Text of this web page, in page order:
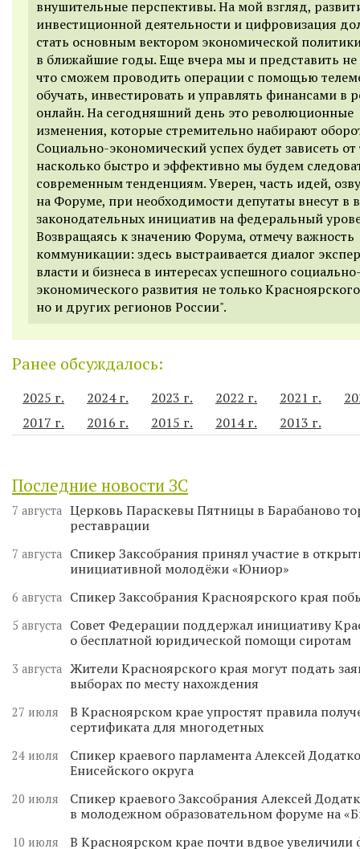
внушительные перспективы. На мой взгляд,
инвестиционной деятельности и цифровизация
стать основным вектором экономической
в ближайшие годы. Еще вчера мы и представить не
что сможем проводить операции с помощью
обучать, инвестировать и управлять финансами в
онлайн. На сегодняшний день это революционные
изменения, которые стремительно набирают
Социально-экономический успех будет зависеть от
насколько быстро и эффективно мы будем
современным тенденциям. Уверен, часть идей,
на Форуме, при необходимости депутаты внесут в
законодательных инициатив на федеральный
Возвращаясь к значению Форума, отмечу важность
коммуникации: здесь выстраивается диалог
власти и бизнеса в интересах успешного
экономического развития не только
но и других регионов России".
Ранее обсуждалось:
2025 г. 2024 г. 2023 г. 2022 г. 2021 г.
2017 г.
2016 г. 2015 г. 2014 г. 2013 г.
Последние новости ЗС
7 августа Церковь Параскевы Пятницы в Барабаново
реставрации
7 августа
Спикер Заксобрания принял участие в
инициативной молодёжи «Юниор»
6 августа Спикер Заксобрания Красноярского края
5 августа
Совет Федерации поддержал инициативу
о бесплатной юридической помощи сиротам
3 августа Жители Красноярского края могут подать
выборах по месту нахождения
27 июля
В Красноярском крае упростят правила
сертификата для многодетных
24 июля
Спикер краевого парламента Алексей
Енисейского округа
20 июля
Спикер краевого Заксобрания Алексей
в молодежном образовательном форуме на
10 июля
В Красноярском крае почти вдвое